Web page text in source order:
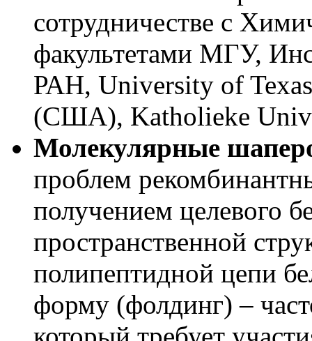
сотрудничестве с
факультетами МГУ,
РАН, University of
(США), Katholieke
Молекулярные
проблем
получением целевого
пространственной
полипептидной цепи
форму (фолдинг) –